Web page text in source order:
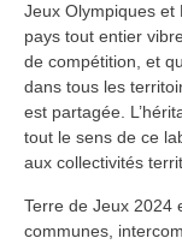
Jeux Olympiques et
pays tout entier
de compétition, et
dans tous les
est partagée.
tout le sens de ce
aux collectivités
Terre de Jeux 2024
communes,